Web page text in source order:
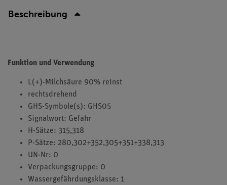
Beschreibung
Funktion und Verwendung
L(+)-Milchsäure 90% reinst
rechtsdrehend
GHS-Symbole(s): GHS05
Signalwort: Gefahr
H-Sätze: 315,318
P-Sätze: 280,302+352,305+351+338,313
UN-Nr: 0
Verpackungsgruppe: 0
Wassergefährdungsklasse: 1